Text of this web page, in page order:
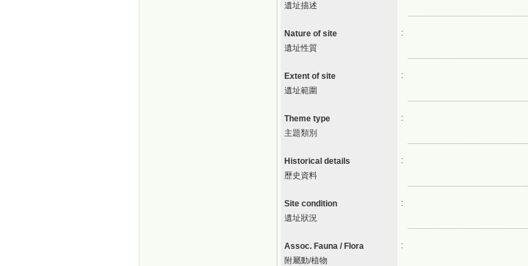
遺址描述
Nature of site
遺址性質
:
Extent of site
遺址範圍
:
Theme type
主題類別
:
Historical details
歷史資料
:
Site condition
遺址狀況
:
Assoc. Fauna / Flora
附屬動/植物
: